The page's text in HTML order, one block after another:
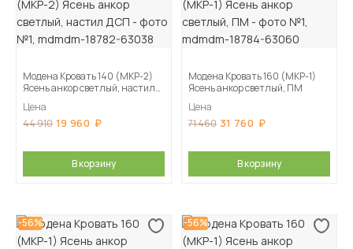
Модена Кровать 140 (МКР-2)
Ясень анкор светлый, настил
Цена
44 910 19 960
В корзину
Модена Кровать 160 (МКР-1)
Ясень анкор светлый, ПМ
Цена
71 460 31 760
В корзину
-56% -56%